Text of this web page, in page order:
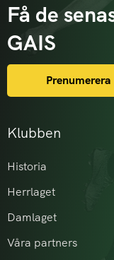
Klubben
Historia
Herrlaget
Damlaget
Våra partners
Få de
GAIS
Prenumerera